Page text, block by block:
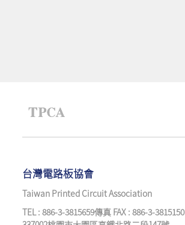
台灣電路板協會
Taiwan Printed Circuit Association
TEL : 886-3-3815659傳真 FAX : 886-3-3815150